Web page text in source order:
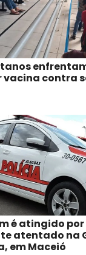
vacina contra
é atingido
atentado na
em Maceió